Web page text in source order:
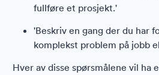
fullføre et prosjekt.'
'Beskriv en gang der du har
komplekst problem på jobb
Hver av disse spørsmålene vil ha